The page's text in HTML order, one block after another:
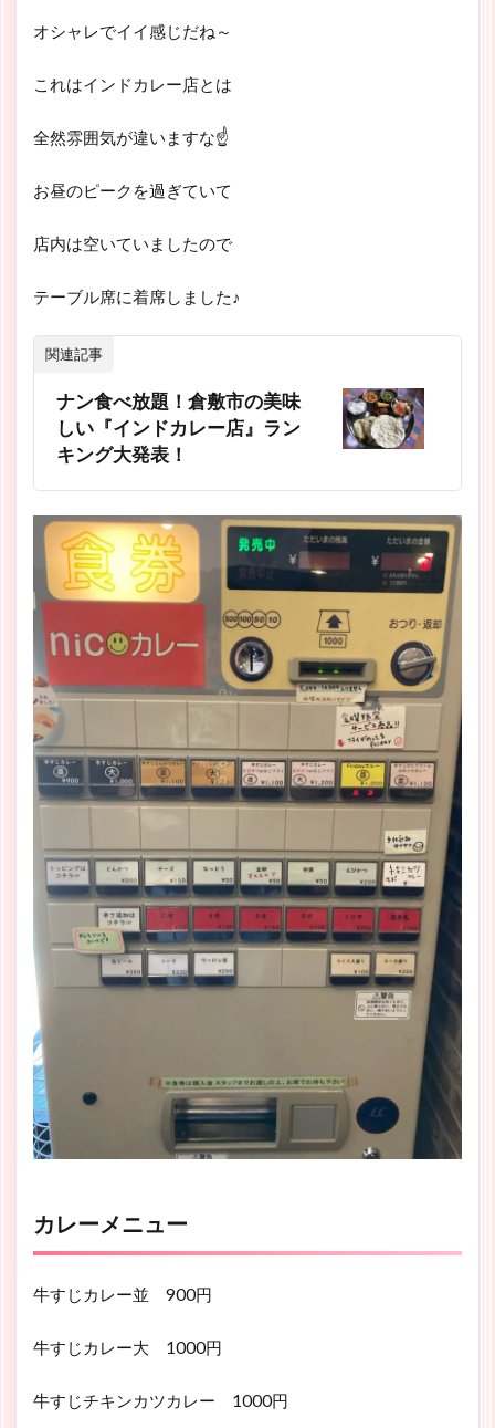
オシャレでイイ感じだね～
これはインドカレー店とは
全然雰囲気が違いますな☝
お昼のピークを過ぎていて
店内は空いていましたので
テーブル席に着席しました♪
関連記事
ナン食べ放題！倉敷市の美味
しい『インドカレー店』ラン
キング大発表！
カレーメニュー
牛すじカレー並 900円
牛すじカレー大 1000円
牛すじチキンカツカレー 1000円